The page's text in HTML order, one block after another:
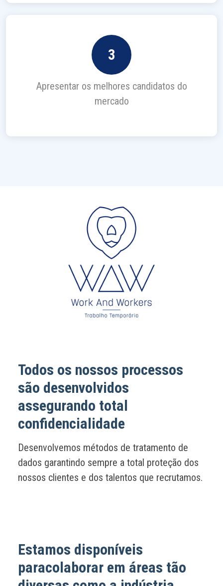
3
Apresentar os melhores candidatos do
mercado
Todos os nossos processos
são desenvolvidos
assegurando total
confidencialidade
Desenvolvemos métodos de tratamento de
dados garantindo sempre a total proteção dos
nossos clientes e dos talentos que recrutamos.
Estamos disponíveis
paracolaborar em áreas tão